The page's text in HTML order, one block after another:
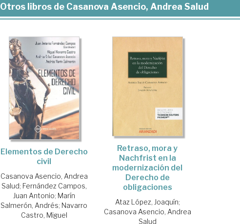
Otros libros de Casanova Asencio, Andrea Salud
Elementos de Derecho
civil
Casanova Asencio, Andrea
Salud; Fernández Campos,
Juan Antonio; Marín
Salmerón, Andrés; Navarro
Castro, Miguel
Retraso, mora y
Nachfrist en la
modernización del
Derecho de
obligaciones
Ataz López, Joaquín;
Casanova Asencio, Andrea
Salud